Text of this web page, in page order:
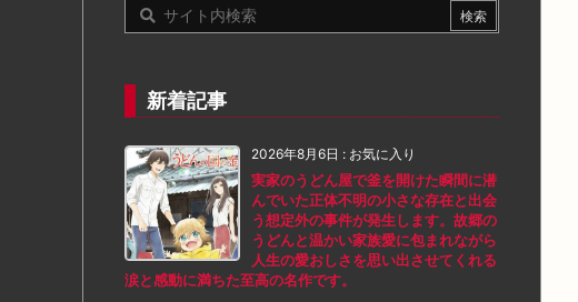
新着記事
2026年8月6日 : お気に入り
実家のうどん屋で釜を開けた瞬間に潜
んでいた正体不明の小さな存在と出会
う想定外の事件が発生します。故郷の
うどんと温かい家族愛に包まれながら
人生の愛おしさを思い出させてくれる
涙と感動に満ちた至高の名作です。